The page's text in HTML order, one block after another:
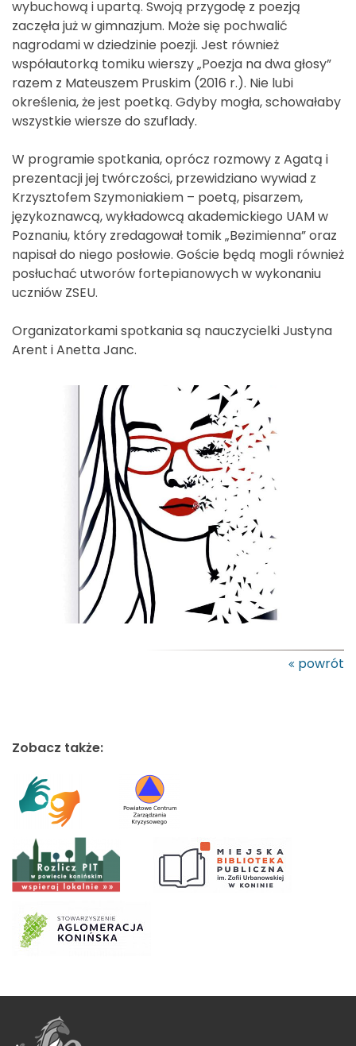
wybuchową i upartą. Swoją przygodę z poezją
zaczęła już w gimnazjum. Może się pochwalić
nagrodami w dziedzinie poezji. Jest również
współautorką tomiku wierszy „Poezja na dwa głosy”
razem z Mateuszem Pruskim (2016 r.). Nie lubi
określenia, że jest poetką. Gdyby mogła, schowałaby
wszystkie wiersze do szuflady.
W programie spotkania, oprócz rozmowy z Agatą i
prezentacji jej twórczości, przewidziano wywiad z
Krzysztofem Szymoniakiem – poetą, pisarzem,
językoznawcą, wykładowcą akademickiego UAM w
Poznaniu, który zredagował tomik „Bezimienna” oraz
napisał do niego posłowie. Goście będą mogli również
posłuchać utworów fortepianowych w wykonaniu
uczniów ZSEU.
Organizatorkami spotkania są nauczycielki Justyna
Arent i Anetta Janc.
powrót
Zobacz także: